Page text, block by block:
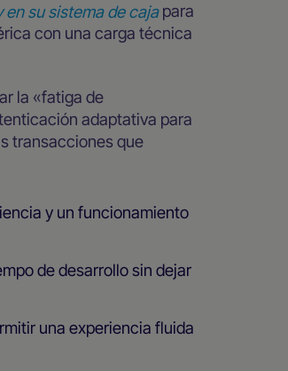
en su sistema de cajapara
con una carga técnica
la «fatiga de
adaptativa para
transacciones que
y un funcionamiento
de desarrollo sin dejar
una experiencia fluida